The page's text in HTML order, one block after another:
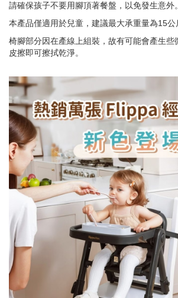
請確保孩子不要用腳頂著餐盤，以免發生意外。
本產品僅適用於兒童，建議最大承重量為15公
椅腳部分因在產線上組裝，故有可能會產生些
皮擦即可擦拭乾淨。